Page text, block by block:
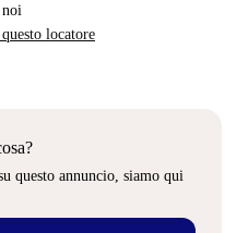
noi
locatore
questo annuncio, siamo qui